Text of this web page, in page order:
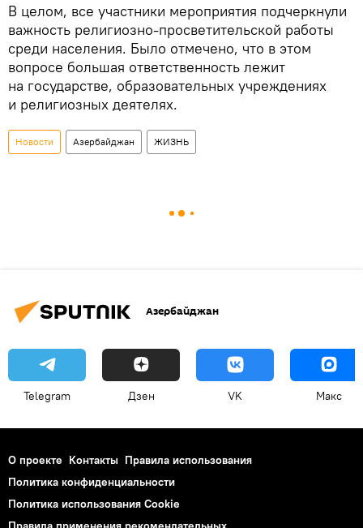
В целом, все участники мероприятия подчеркнули
важность религиозно-просветительской работы
среди населения. Было отмечено, что в этом
вопросе большая ответственность лежит
на государстве, образовательных учреждениях
и религиозных деятелях.
Новости Азербайджан ЖИЗНЬ
Азербайджан
Telegram Дзен VK Макс
О проекте Контакты Правила использования
Политика конфиденциальности
Политика использования Cookie